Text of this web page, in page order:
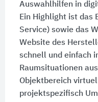
Auswahlhilfen in
Ein Highlight ist das
Service) sowie das
Website des
schnell und einfach
Raumsituationen
Objektbereich
projektspezifisch